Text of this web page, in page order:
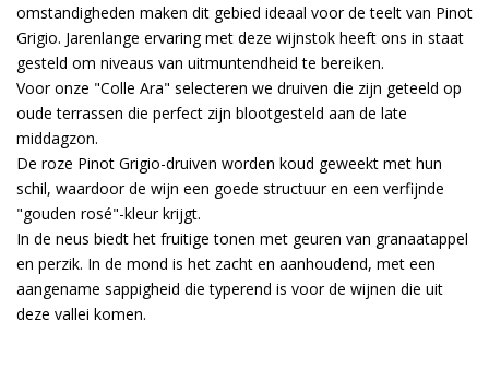
omstandigheden maken dit gebied ideaal voor de teelt van Pinot
Grigio. Jarenlange ervaring met deze wijnstok heeft ons in staat
gesteld om niveaus van uitmuntendheid te bereiken.
Voor onze "Colle Ara" selecteren we druiven die zijn geteeld op
oude terrassen die perfect zijn blootgesteld aan de late
middagzon.
De roze Pinot Grigio-druiven worden koud geweekt met hun
schil, waardoor de wijn een goede structuur en een verfijnde
"gouden rosé"-kleur krijgt.
In de neus biedt het fruitige tonen met geuren van granaatappel
en perzik. In de mond is het zacht en aanhoudend, met een
aangename sappigheid die typerend is voor de wijnen die uit
deze vallei komen.